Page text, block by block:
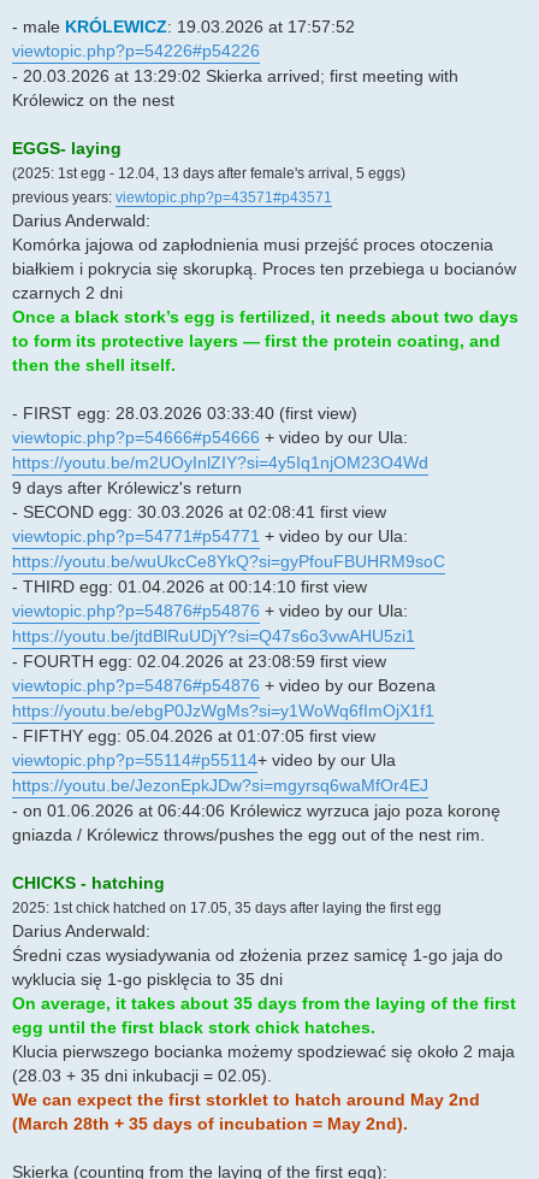
- male KRÓLEWICZ: 19.03.2026 at 17:57:52
viewtopic.php?p=54226#p54226
- 20.03.2026 at 13:29:02 Skierka arrived; first meeting with
Królewicz on the nest
EGGS- laying
(2025: 1st egg - 12.04, 13 days after female's arrival, 5 eggs)
previous years: viewtopic.php?p=43571#p43571
Darius Anderwald:
Komórka jajowa od zapłodnienia musi przejść proces otoczenia
białkiem i pokrycia się skorupką. Proces ten przebiega u bocianów
czarnych 2 dni
Once a black stork’s egg is fertilized, it needs about two days
to form its protective layers — first the protein coating, and
then the shell itself.
- FIRST egg: 28.03.2026 03:33:40 (first view)
viewtopic.php?p=54666#p54666 + video by our Ula:
https://youtu.be/m2UOyInlZIY?si=4y5Iq1njOM23O4Wd
9 days after Królewicz's return
- SECOND egg: 30.03.2026 at 02:08:41 first view
viewtopic.php?p=54771#p54771 + video by our Ula:
https://youtu.be/wuUkcCe8YkQ?si=gyPfouFBUHRM9soC
- THIRD egg: 01.04.2026 at 00:14:10 first view
viewtopic.php?p=54876#p54876 + video by our Ula:
https://youtu.be/jtdBlRuUDjY?si=Q47s6o3vwAHU5zi1
- FOURTH egg: 02.04.2026 at 23:08:59 first view
viewtopic.php?p=54876#p54876 + video by our Bozena
https://youtu.be/ebgP0JzWgMs?si=y1WoWq6fImOjX1f1
- FIFTHY egg: 05.04.2026 at 01:07:05 first view
viewtopic.php?p=55114#p55114+ video by our Ula
https://youtu.be/JezonEpkJDw?si=mgyrsq6waMfOr4EJ
- on 01.06.2026 at 06:44:06 Królewicz wyrzuca jajo poza koronę
gniazda / Królewicz throws/pushes the egg out of the nest rim.
CHICKS - hatching
2025: 1st chick hatched on 17.05, 35 days after laying the first egg
Darius Anderwald:
Średni czas wysiadywania od złożenia przez samicę 1-go jaja do
wyklucia się 1-go pisklęcia to 35 dni
On average, it takes about 35 days from the laying of the first
egg until the first black stork chick hatches.
Klucia pierwszego bocianka możemy spodziewać się około 2 maja
(28.03 + 35 dni inkubacji = 02.05).
We can expect the first storklet to hatch around May 2nd
(March 28th + 35 days of incubation = May 2nd).
Skierka (counting from the laying of the first egg):